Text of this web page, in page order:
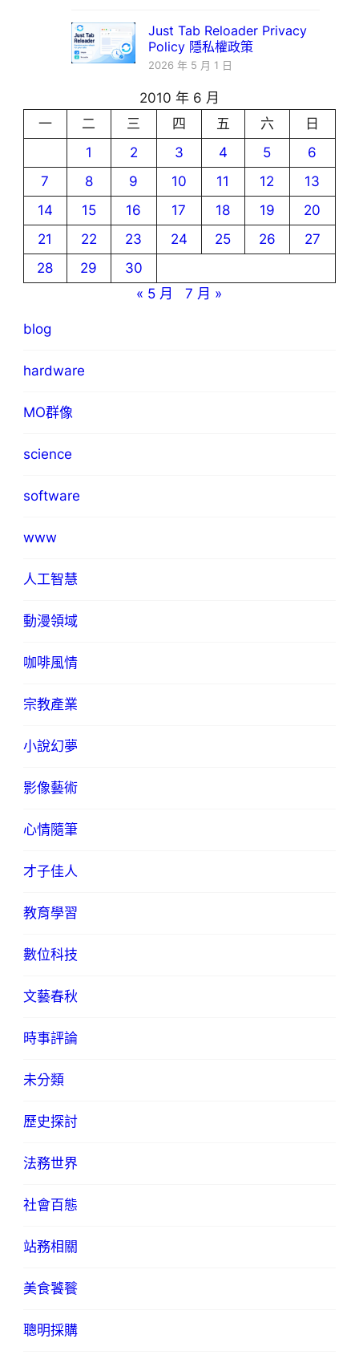
Just Tab Reloader Privacy
Policy 隱私權政策
2026 年 5 月 1 日
2010 年 6 月
一
二 三 四 五 六
日
1
2 3 4 5
6
7
8 9 10 11 12
13
14
15 16 17 18 19
20
21
22 23 24 25 26
27
28
29
30
« 5 月
7 月 »
blog
hardware
MO群像
science
software
www
人工智慧
動漫領域
咖啡風情
宗教產業
小說幻夢
影像藝術
心情隨筆
才子佳人
教育學習
數位科技
文藝春秋
時事評論
未分類
歷史探討
法務世界
社會百態
站務相關
美食饕餮
聰明採購